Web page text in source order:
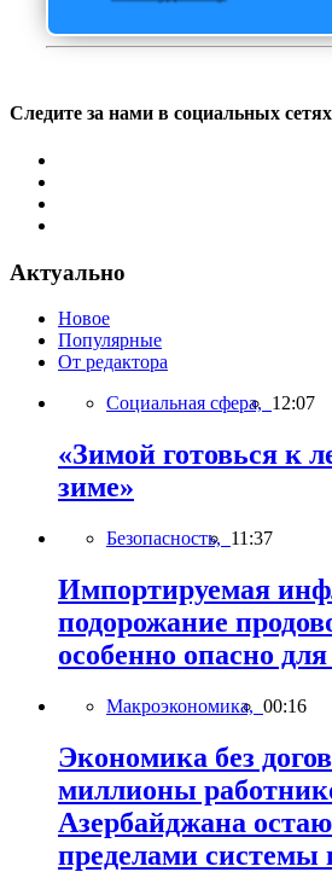
Следите за нами в социальных сетях
Актуально
Новое
Популярные
От редактора
Социальная сфера, 12:07
«Зимой готовься к
зиме»
Безопасность, 11:37
Импортируемая
подорожание
особенно опасно
Макроэкономика, 00:16
Экономика без
миллионы
Азербайджана
пределами системы